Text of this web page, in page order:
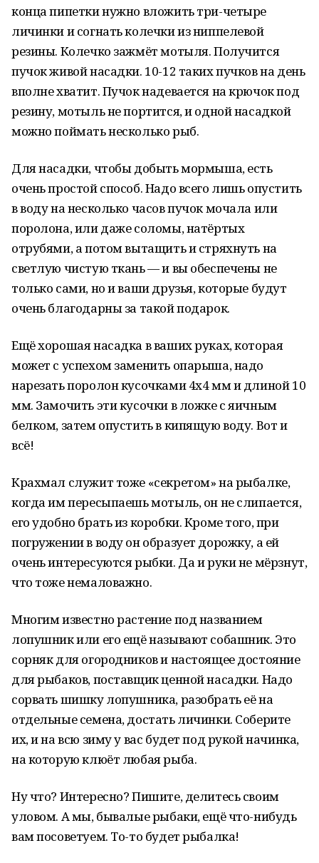
конца пипетки нужно вложить три-четыре
личинки и согнать колечки из ниппелевой
резины. Колечко зажмёт мотыля. Получится
пучок живой насадки. 10-12 таких пучков на день
вполне хватит. Пучок надевается на крючок под
резину, мотыль не портится, и одной насадкой
можно поймать несколько рыб.
Для насадки, чтобы добыть мормыша, есть
очень простой способ. Надо всего лишь опустить
в воду на несколько часов пучок мочала или
поролона, или даже соломы, натёртых
отрубями, а потом вытащить и стряхнуть на
светлую чистую ткань — и вы обеспечены не
только сами, но и ваши друзья, которые будут
очень благодарны за такой подарок.
Ещё хорошая насадка в ваших руках, которая
может с успехом заменить опарыша, надо
нарезать поролон кусочками 4х4 мм и длиной 10
мм. Замочить эти кусочки в ложке с яичным
белком, затем опустить в кипящую воду. Вот и
всё!
Крахмал служит тоже «секретом» на рыбалке,
когда им пересыпаешь мотыль, он не слипается,
его удобно брать из коробки. Кроме того, при
погружении в воду он образует дорожку, а ей
очень интересуются рыбки. Да и руки не мёрзнут,
что тоже немаловажно.
Многим известно растение под названием
лопушник или его ещё называют собашник. Это
сорняк для огородников и настоящее достояние
для рыбаков, поставщик ценной насадки. Надо
сорвать шишку лопушника, разобрать её на
отдельные семена, достать личинки. Соберите
их, и на всю зиму у вас будет под рукой начинка,
на которую клюёт любая рыба.
Ну что? Интересно? Пишите, делитесь своим
уловом. А мы, бывалые рыбаки, ещё что-нибудь
вам посоветуем. То-то будет рыбалка!